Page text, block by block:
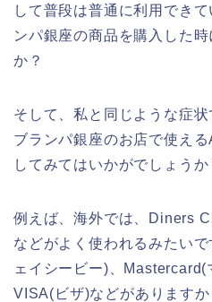
して普段は普通に利用でき
ンパ銀座の商品を購入した
か？
そして、私と同じような症状
ブランパ銀座のお店で使え
してみてはいかがでしょうか
例えば、海外では、Diners
などがよく使われるみたい
ェイシービー)、Mastercard(
VISA(ビザ)などがありますか